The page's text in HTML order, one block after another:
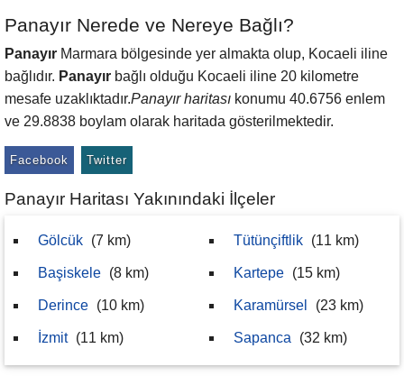
Panayır Nerede ve Nereye Bağlı?
Panayır Marmara bölgesinde yer almakta olup, Kocaeli iline
bağlıdır. Panayır bağlı olduğu Kocaeli iline 20 kilometre
mesafe uzaklıktadır.Panayır haritası konumu 40.6756 enlem
ve 29.8838 boylam olarak haritada gösterilmektedir.
Facebook Twitter
Panayır Haritası Yakınındaki İlçeler
Gölcük (7 km)
Başiskele (8 km)
Derince (10 km)
İzmit (11 km)
Tütünçiftlik (11 km)
Kartepe (15 km)
Karamürsel (23 km)
Sapanca (32 km)